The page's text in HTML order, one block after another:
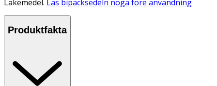
Läkemedel. Läs bipacksedeln noga före användning
Produktfakta